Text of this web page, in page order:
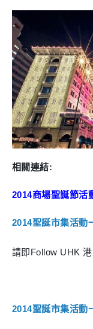
相關連結:
2014商場聖誕節活
2014聖誕市集活動
請即Follow UHK
2014聖誕市集活動